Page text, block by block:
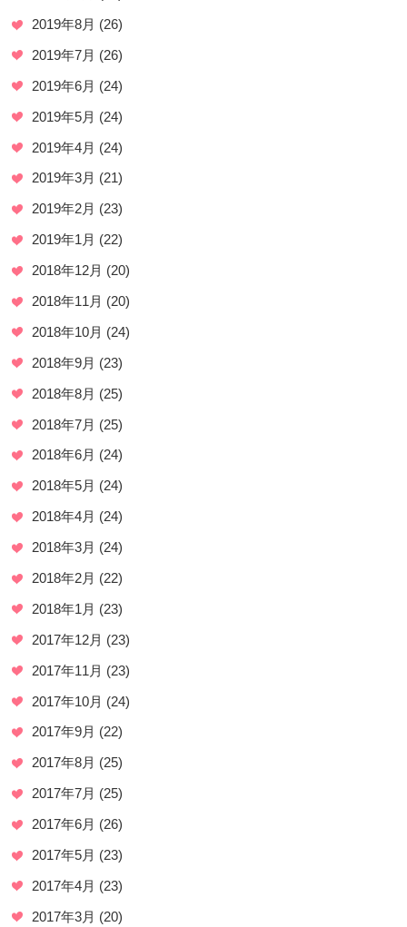
2019年8月 (26)
2019年7月 (26)
2019年6月 (24)
2019年5月 (24)
2019年4月 (24)
2019年3月 (21)
2019年2月 (23)
2019年1月 (22)
2018年12月 (20)
2018年11月 (20)
2018年10月 (24)
2018年9月 (23)
2018年8月 (25)
2018年7月 (25)
2018年6月 (24)
2018年5月 (24)
2018年4月 (24)
2018年3月 (24)
2018年2月 (22)
2018年1月 (23)
2017年12月 (23)
2017年11月 (23)
2017年10月 (24)
2017年9月 (22)
2017年8月 (25)
2017年7月 (25)
2017年6月 (26)
2017年5月 (23)
2017年4月 (23)
2017年3月 (20)